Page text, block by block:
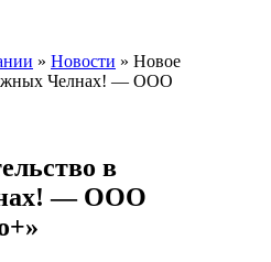
» Новости » Новое
Челнах! — ООО
в
— ООО